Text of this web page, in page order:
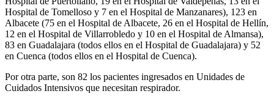
Hospital de Tomelloso y 7 en el Hospital de Manzanares), 123 en
Albacete (75 en el Hospital de Albacete, 26 en el Hospital de Hellín,
12 en el Hospital de Villarrobledo y 10 en el Hospital de Almansa),
83 en Guadalajara (todos ellos en el Hospital de Guadalajara) y 52
en Cuenca (todos ellos en el Hospital de Cuenca).
Por otra parte, son 82 los pacientes ingresados en Unidades de
Cuidados Intensivos que necesitan respirador.